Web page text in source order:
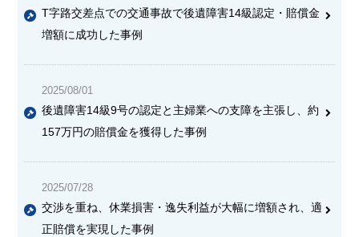
T字路交差点での交通事故で後遺障害14級認定・賠償金
増額に成功した事例
2025/08/01
後遺障害14級9号の認定と主婦業への支障を主張し、約
157万円の賠償金を獲得した事例
2025/07/28
交渉を重ね、休業損害・逸失利益が大幅に増額され、適
正賠償を実現した事例